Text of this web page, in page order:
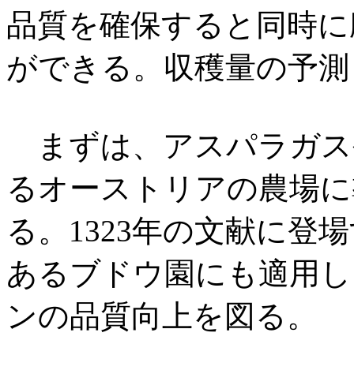
品質を確保すると同時
ができる。収穫量の予
まずは、アスパラガ
るオーストリアの農場
る。1323年の文献に登
あるブドウ園にも適用
ンの品質向上を図る。